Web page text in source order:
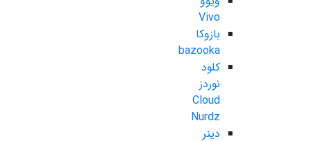
Vivo
بازوکا
bazooka
کلود
نوردز
Cloud
Nurdz
دینر